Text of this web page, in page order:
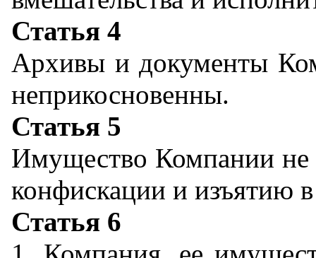
Статья 4
Архивы и документы
неприкосновенны.
Статья 5
Имущество Компании не
конфискации и изъятию
Статья 6